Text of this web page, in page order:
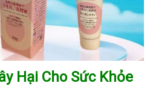
Hại Cho Sức Khỏe